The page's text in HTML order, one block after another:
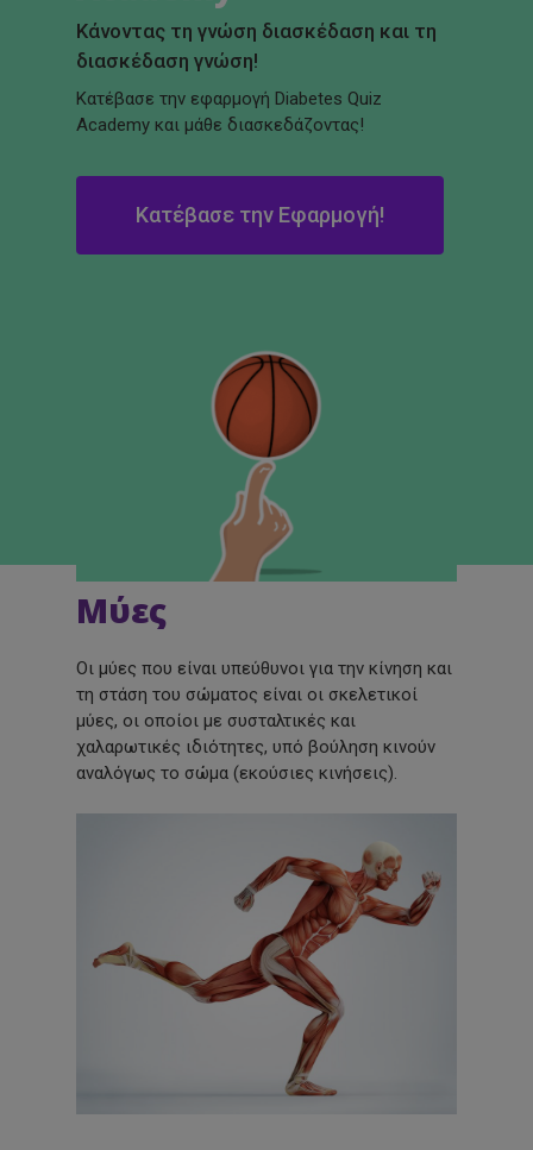
Κάνοντας τη γνώση διασκέδαση και τη
διασκέδαση γνώση!
Κατέβασε την εφαρμογή Diabetes Quiz
Academy και μάθε διασκεδάζοντας!
Κατέβασε την Εφαρμογή!
Μύες
Οι μύες που είναι υπεύθυνοι για την κίνηση και
τη στάση του σώματος είναι οι σκελετικοί
μύες, οι οποίοι με συσταλτικές και
χαλαρωτικές ιδιότητες, υπό βούληση κινούν
αναλόγως το σώμα (εκούσιες κινήσεις).